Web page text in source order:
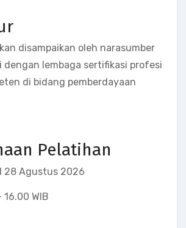
disampaikan oleh narasumber
dengan lembaga sertifikasi profesi
di bidang pemberdayaan
Pelatihan
28 Agustus 2026
16.00 WIB